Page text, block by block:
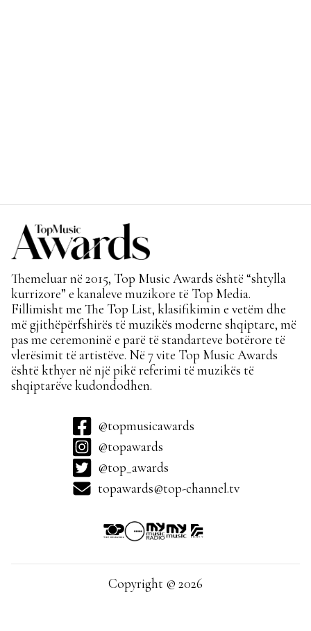
Themeluar në 2015, Top Music Awards është “shtylla
kurrizore” e kanaleve muzikore të Top Media.
Fillimisht me The Top List, klasifikimin e vetëm dhe
më gjithëpërfshirës të muzikës moderne shqiptare, më
pas me ceremoninë e parë të standarteve botërore të
vlerësimit të artistëve. Në 7 vite Top Music Awards
është kthyer në një pikë referimi të muzikës të
shqiptarëve kudondodhen.
@topmusicawards
@topawards
@top_awards
topawards@top-channel.tv
Copyright © 2026